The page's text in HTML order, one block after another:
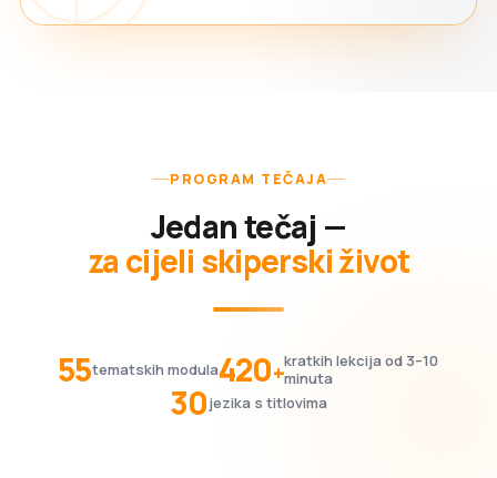
PROGRAM TEČAJA
Jedan tečaj —
za cijeli skiperski život
55tematskih modula420+kratkih lekcija od 3–10
minuta
30jezika s titlovima